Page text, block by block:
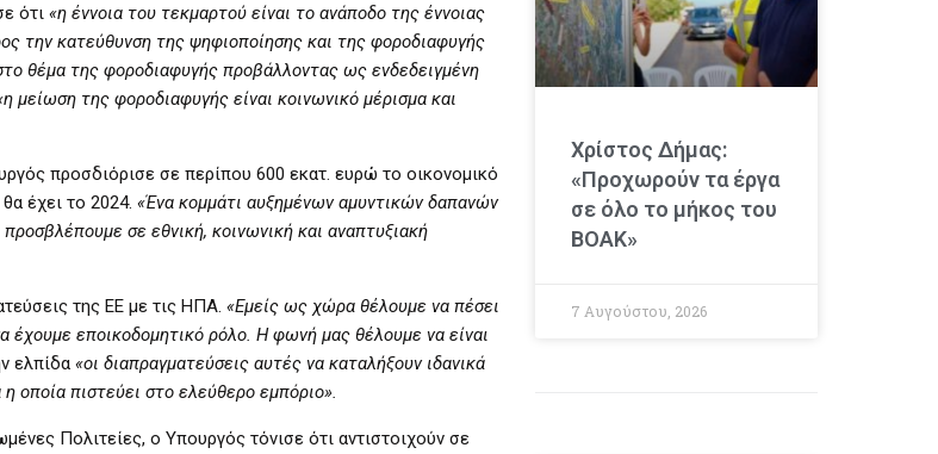
ότι «η έννοια του τεκμαρτού είναι το ανάποδο της έννοιας
την κατεύθυνση της ψηφιοποίησης και της φοροδιαφυγής
θέμα της φοροδιαφυγής προβάλλοντας ως ενδεδειγμένη
της φοροδιαφυγής είναι κοινωνικό μέρισμα και
προσδιόρισε σε περίπου 600 εκατ. ευρώ το οικονομικό
έχει το 2024. «Ένα κομμάτι αυξημένων αμυντικών δαπανών
σε εθνική, κοινωνική και αναπτυξιακή
της ΕΕ με τις ΗΠΑ. «Εμείς ως χώρα θέλουμε να πέσει
εποικοδομητικό ρόλο. Η φωνή μας θέλουμε να είναι
ελπίδα «οι διαπραγματεύσεις αυτές να καταλήξουν ιδανικά
οποία πιστεύει στο ελεύθερο εμπόριο».
Πολιτείες, ο Υπουργός τόνισε ότι αντιστοιχούν σε
Χρίστος Δήμας:
«Προχωρούν τα έργα
σε όλο το μήκος του
ΒΟΑΚ»
7 Αυγούστου, 2026